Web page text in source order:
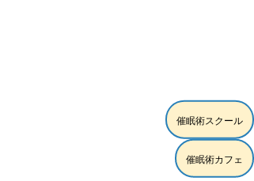
催眠術スクール
催眠術カフェ